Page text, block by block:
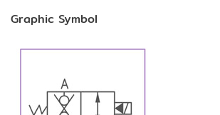
Graphic Symbol